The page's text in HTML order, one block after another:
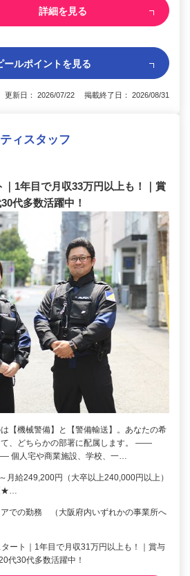
詳細を見る
ールポイントを見る
更新日： 2026/07/22 掲載終了日： 2026/08/31
ィスタッフ
｜1年目で月収33万円以上も！｜賞
代多数活躍中！
【機械警備】と【警備輸送】。あなたの希
、どちらかの部署に配属します。 ――
個人宅や商業施設、学校、一…
月給249,200円（大卒以上240,000円以上）
★…
アでの勤務 （大阪府内いずれかの事業所へ
ート｜1年目で月収31万円以上も！｜賞与
代30代多数活躍中！